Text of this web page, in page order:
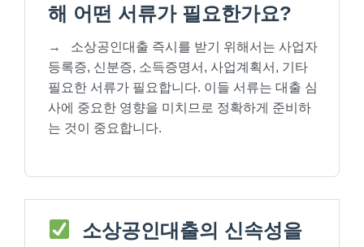
해 어떤 서류가 필요한가요?
→
소상공인대출 즉시를 받기 위해서는 사업자
등록증, 신분증, 소득증명서, 사업계획서, 기타
필요한 서류가 필요합니다. 이들 서류는 대출 심
사에 중요한 영향을 미치므로 정확하게 준비하
는 것이 중요합니다.
소상공인대출의 신속성을